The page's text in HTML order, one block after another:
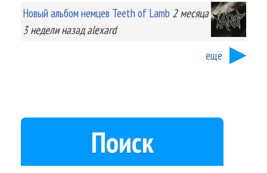
Новый альбом немцев Teeth of Lamb 2 месяца
3 неделиназад alexard
ещё
Поиск